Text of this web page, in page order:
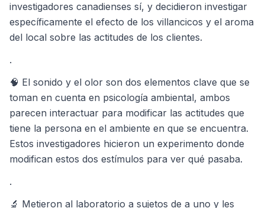
investigadores canadienses sí, y decidieron investigar
específicamente el efecto de los villancicos y el aroma
del local sobre las actitudes de los clientes.
.
🧠 El sonido y el olor son dos elementos clave que se
toman en cuenta en psicología ambiental, ambos
parecen interactuar para modificar las actitudes que
tiene la persona en el ambiente en que se encuentra.
Estos investigadores hicieron un experimento donde
modifican estos dos estímulos para ver qué pasaba.
.
🔬 Metieron al laboratorio a sujetos de a uno y les